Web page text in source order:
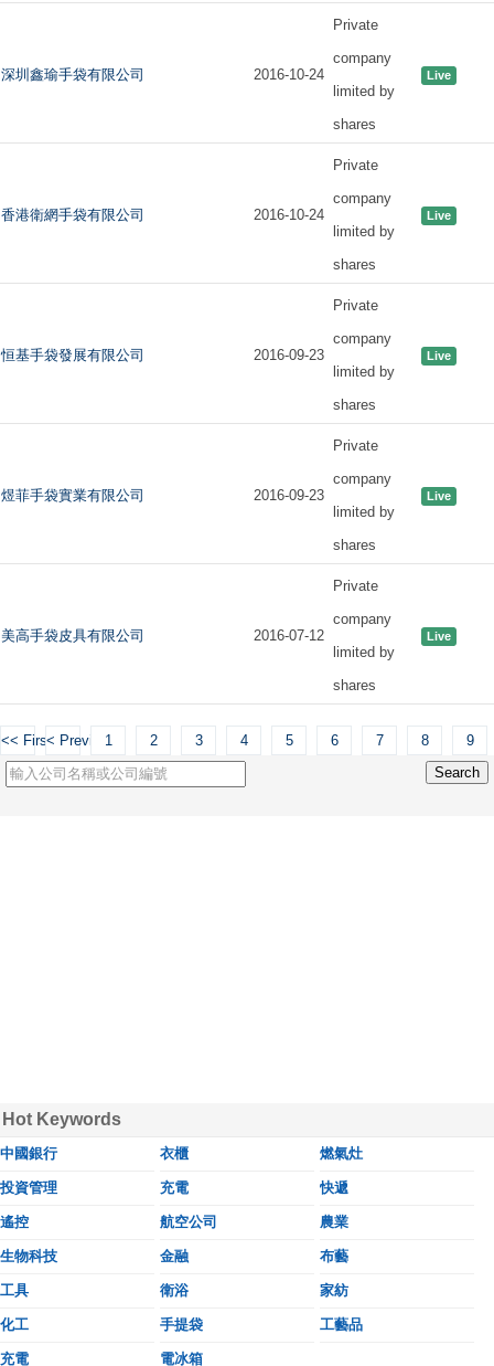
深圳鑫瑜手袋有限公司 2016-10-24
Private
company
limited by
shares
Live
香港衛網手袋有限公司 2016-10-24
Private
company
limited by
shares
Live
恒基手袋發展有限公司 2016-09-23
Private
company
limited by
shares
Live
煜菲手袋實業有限公司 2016-09-23
Private
company
limited by
shares
Live
美高手袋皮具有限公司 2016-07-12
Private
company
limited by
shares
Live
<< First< Previous1 2 3 4 5 6 7 8 9
Hot Keywords
中國銀行 衣櫃 燃氣灶
投資管理 充電 快遞
遙控 航空公司 農業
生物科技 金融 布藝
工具 衛浴 家紡
化工 手提袋 工藝品
充電 電冰箱